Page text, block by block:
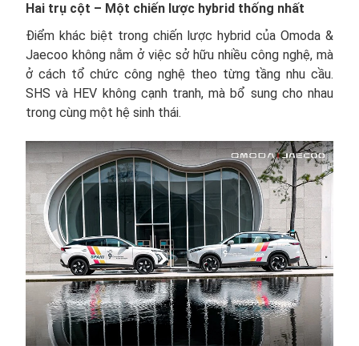
Hai trụ cột – Một chiến lược hybrid thống nhất
Điểm khác biệt trong chiến lược hybrid của Omoda &
Jaecoo không nằm ở việc sở hữu nhiều công nghệ, mà
ở cách tổ chức công nghệ theo từng tầng nhu cầu.
SHS và HEV không cạnh tranh, mà bổ sung cho nhau
trong cùng một hệ sinh thái.